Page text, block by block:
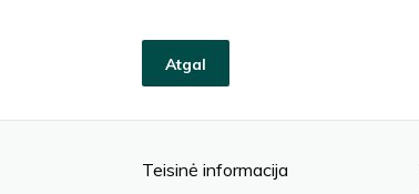
Atgal
Teisinė informacija